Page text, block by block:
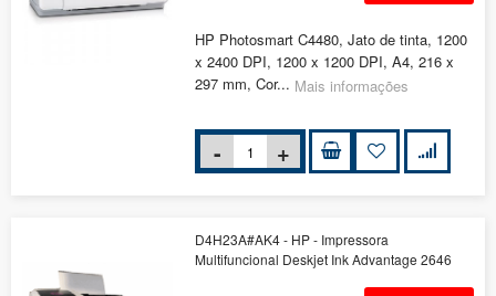
HP Photosmart C4480, Jato de tinta, 1200
x 2400 DPI, 1200 x 1200 DPI, A4, 216 x
297 mm, Cor... Mais informações
D4H23A#AK4 - HP - Impressora
Multifuncional Deskjet Ink Advantage 2646